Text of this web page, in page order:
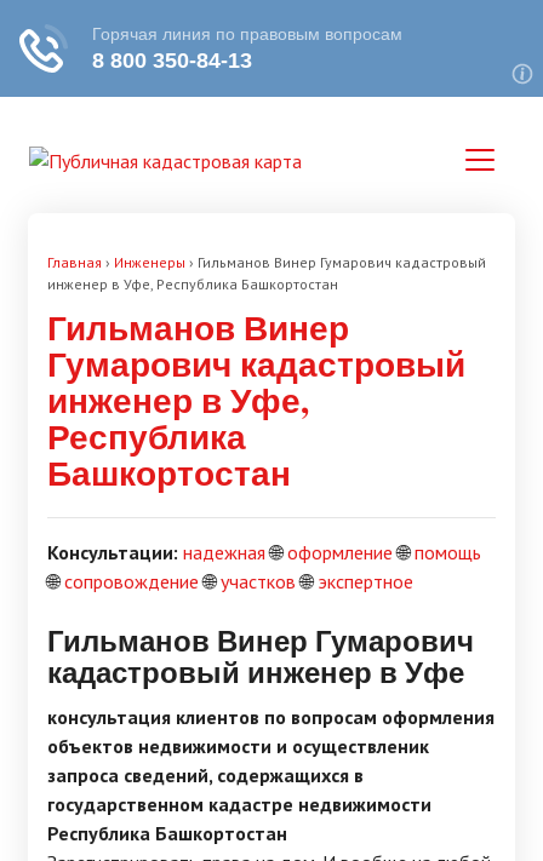
Главная › Инженеры › Гильманов Винер Гумарович кадастровый
инженер в Уфе, Республика Башкортостан
Гильманов Винер
Гумарович кадастровый
инженер в Уфе,
Республика
Башкортостан
Консультации: надежная🌐оформление🌐помощь
🌐сопровождение🌐участков🌐экспертное
Гильманов Винер Гумарович
кадастровый инженер в Уфе
консультация клиентов по вопросам оформления
объектов недвижимости и осуществленик
запроса сведений, содержащихся в
государственном кадастре недвижимости
Республика Башкортостан